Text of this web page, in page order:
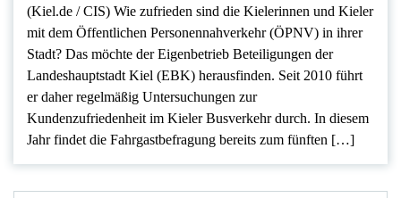
(Kiel.de / CIS) Wie zufrieden sind die Kielerinnen und Kieler
mit dem Öffentlichen Personennahverkehr (ÖPNV) in ihrer
Stadt? Das möchte der Eigenbetrieb Beteiligungen der
Landeshauptstadt Kiel (EBK) herausfinden. Seit 2010 führt
er daher regelmäßig Untersuchungen zur
Kundenzufriedenheit im Kieler Busverkehr durch. In diesem
Jahr findet die Fahrgastbefragung bereits zum fünften […]